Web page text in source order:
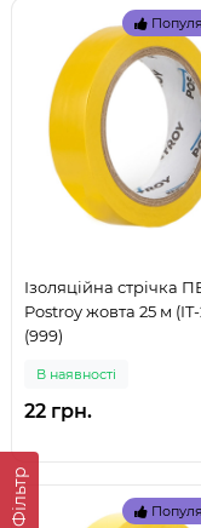
Фільтр
Ізоляційна стрічка
Postroy жовта 25 м (IT-
(999)
В наявностi
22 грн.